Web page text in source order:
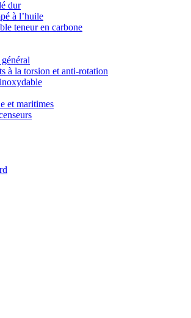
dur
à l’huile
teneur en carbone
à la torsion et anti-rotation
et maritimes